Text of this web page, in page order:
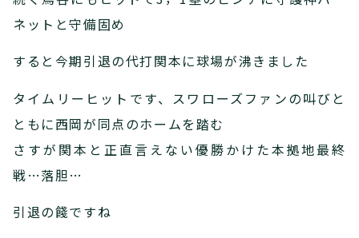
ネットと守備固め
すると今期引退の代打関本に球場が沸きました
タイムリーヒットです、スワローズファンの叫びと
ともに西岡が同点のホームを踏む
さすが関本と正直言えない優勝かけた本拠地最終
戦…落胆…
引退の餞ですね